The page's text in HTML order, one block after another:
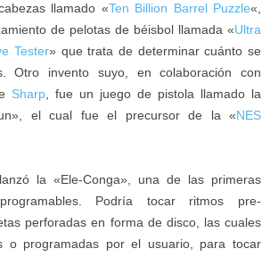
llamado «Ten Billion Barrel Puzzle«,
de pelotas de béisbol llamada «Ultra
Tester» que trata de determinar cuánto se
Otro invento suyo, en colaboración con
Sharp, fue un juego de pistola llamado la
el cual fue el precursor de la «NES
la «Ele-Conga», una de las primeras
Podría tocar ritmos pre-
perforadas en forma de disco, las cuales
o programadas por el usuario, para tocar